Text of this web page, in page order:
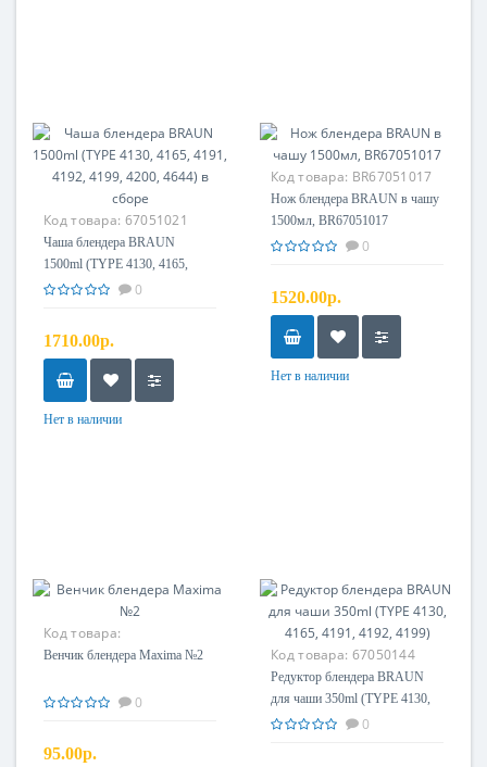
Код товара: 67051021
Чаша блендера BRAUN
1500ml (TYPE 4130, 4165,
4191, 4192, 4199, 4200, 4644) в
0
1710.00р.
Нет в наличии
Код товара: BR67051017
Нож блендера BRAUN в чашу
1500мл, BR67051017
0
1520.00р.
Нет в наличии
Код товара:
Венчик блендера Maxima №2
0
95.00р.
Код товара: 67050144
Редуктор блендера BRAUN
для чаши 350ml (TYPE 4130,
4165, 4191, 4192, 4199)
0